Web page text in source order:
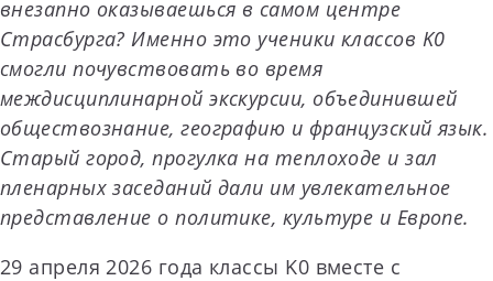
внезапно оказываешься в самом центре
Страсбурга? Именно это ученики классов K0
смогли почувствовать во время
междисциплинарной экскурсии, объединившей
обществознание, географию и французский язык.
Старый город, прогулка на теплоходе и зал
пленарных заседаний дали им увлекательное
представление о политике, культуре и Европе.
29 апреля 2026 года классы K0 вместе с